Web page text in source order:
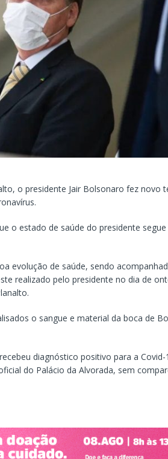
o presidente Jair Bolsonaro fez novo
o estado de saúde do presidente segue
evolução de saúde, sendo
realizado pelo presidente no dia de
o sangue e material da boca de
diagnóstico positivo para a Covid-
do Palácio da Alvorada, sem